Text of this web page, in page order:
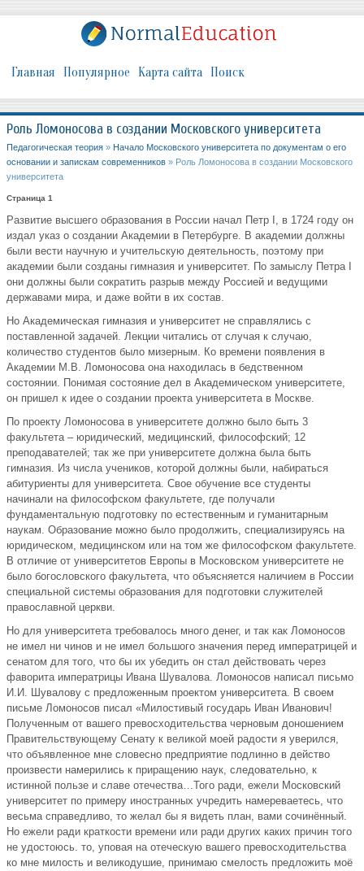
Главная Популярное Карта сайта Поиск
Роль Ломоносова в создании Московского университета
Педагогическая теория » Начало Московского университета по документам о его
основании и запискам современников » Роль Ломоносова в создании Московского
университета
Страница 1
Развитие высшего образования в России начал Петр I, в 1724 году он
издал указ о создании Академии в Петербурге. В академии должны
были вести научную и учительскую деятельность, поэтому при
академии были созданы гимназия и университет. По замыслу Петра I
они должны были сократить разрыв между Россией и ведущими
державами мира, и даже войти в их состав.
Но Академическая гимназия и университет не справлялись с
поставленной задачей. Лекции читались от случая к случаю,
количество студентов было мизерным. Ко времени появления в
Академии М.В. Ломоносова она находилась в бедственном
состоянии. Понимая состояние дел в Академическом университете,
он пришел к идее о создании проекта университета в Москве.
По проекту Ломоносова в университете должно было быть 3
факультета – юридический, медицинский, философский; 12
преподавателей; так же при университете должна была быть
гимназия. Из числа учеников, которой должны были, набираться
абитуриенты для университета. Свое обучение все студенты
начинали на философском факультете, где получали
фундаментальную подготовку по естественным и гуманитарным
наукам. Образование можно было продолжить, специализируясь на
юридическом, медицинском или на том же философском факультете.
В отличие от университетов Европы в Московском университете не
было богословского факультета, что объясняется наличием в России
специальной системы образования для подготовки служителей
православной церкви.
Но для университета требовалось много денег, и так как Ломоносов
не имел ни чинов и не имел большого значения перед императрицей и
сенатом для того, что бы их убедить он стал действовать через
фаворита императрицы Ивана Шувалова. Ломоносов написал письмо
И.И. Шувалову с предложенным проектом университета. В своем
письме Ломоносов писал «Милостивый государь Иван Иванович!
Полученным от вашего превосходительства черновым доношением
Правительствующему Сенату к великой моей радости я уверился,
что объявленное мне словесно предприятие подлинно в действо
произвести намерились к приращению наук, следовательно, к
истинной пользе и славе отечества…Того ради, ежели Московский
университет по примеру иностранных учредить намереваетесь, что
весьма справедливо, то желал бы я видеть план, вами сочинённый.
Но ежели ради краткости времени или ради других каких причин того
не удостоюсь. то, уповая на отеческую вашего превосходительства
ко мне милость и великодушие, принимаю смелость предложить моё